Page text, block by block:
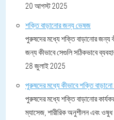
20 আগস্ট 2025
শক্তি বাড়ানোর জন্য ভেষজ
পুরুষদের মধ্যে শক্তি বাড়ানোর জন্য
জন্য কীভাবে সেগুলি সঠিকভাবে
28 জুলাই 2025
পুরুষদের মধ্যে কীভাবে শক্তি
পুরুষদের মধ্যে শক্তি বাড়ানোর
ম্যাসেজ, শারীরিক অনুশীলন এবং